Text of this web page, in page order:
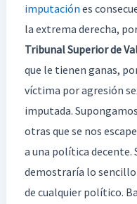
imputación es
la extrema derecha,
Tribunal Superior de
que le tienen ganas,
víctima por agresión
imputada.
otras que se nos
a una política decente.
demostraría lo
de cualquier político.